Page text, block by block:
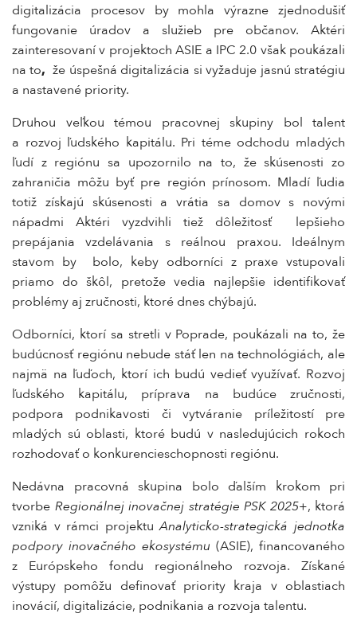
digitalizácia procesov by mohla výrazne zjednodušiť
fungovanie úradov a služieb pre občanov. Aktéri
zainteresovaní v projektoch ASIE a IPC 2.0 však poukázali
na to, že úspešná digitalizácia si vyžaduje jasnú stratégiu
a nastavené priority.
Druhou veľkou témou pracovnej skupiny bol talent
a rozvoj ľudského kapitálu. Pri téme odchodu mladých
ľudí z regiónu sa upozornilo na to, že skúsenosti zo
zahraničia môžu byť pre región prínosom. Mladí ľudia
totiž získajú skúsenosti a vrátia sa domov s novými
nápadmi Aktéri vyzdvihli tiež dôležitosť lepšieho
prepájania vzdelávania s reálnou praxou. Ideálnym
stavom by bolo, keby odborníci z praxe vstupovali
priamo do škôl, pretože vedia najlepšie identifikovať
problémy aj zručnosti, ktoré dnes chýbajú.
Odborníci, ktorí sa stretli v Poprade, poukázali na to, že
budúcnosť regiónu nebude stáť len na technológiách, ale
najmä na ľuďoch, ktorí ich budú vedieť využívať. Rozvoj
ľudského kapitálu, príprava na budúce zručnosti,
podpora podnikavosti či vytváranie príležitostí pre
mladých sú oblasti, ktoré budú v nasledujúcich rokoch
rozhodovať o konkurencieschopnosti regiónu.
Nedávna pracovná skupina bolo ďalším krokom pri
tvorbe Regionálnej inovačnej stratégie PSK 2025+, ktorá
vzniká v rámci projektuAnalyticko-strategická jednotka
podpory inovačného ekosystému (ASIE), financovaného
z Európskeho fondu regionálneho rozvoja. Získané
výstupy pomôžu definovať priority kraja v oblastiach
inovácií, digitalizácie, podnikania a rozvoja talentu.